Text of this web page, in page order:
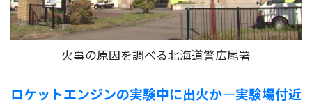
火事の原因を調べる北海道警広尾署
ロケットエンジンの実験中に出火か―実験場付近